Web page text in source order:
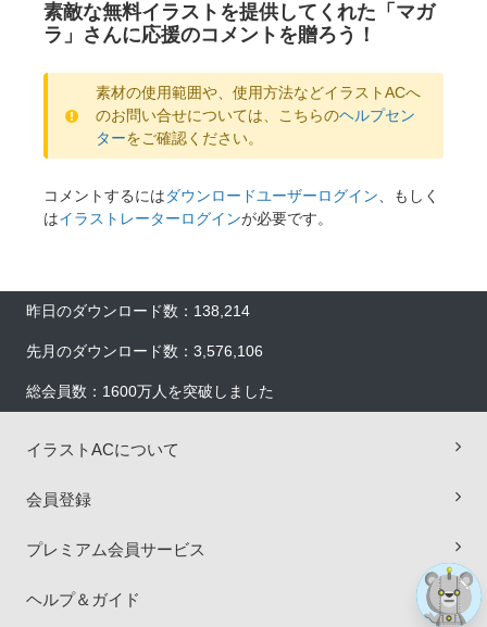
素敵な無料イラストを提供してくれた「マガ
ラ」さんに応援のコメントを贈ろう！
素材の使用範囲や、使用方法などイラストACへ
のお問い合せについては、こちらのヘルプセン
ターをご確認ください。
コメントするにはダウンロードユーザーログイン、もしく
はイラストレーターログインが必要です。
昨日のダウンロード数：138,214
先月のダウンロード数：3,576,106
総会員数：1600万人を突破しました
イラストACについて
会員登録
プレミアム会員サービス
ヘルプ＆ガイド